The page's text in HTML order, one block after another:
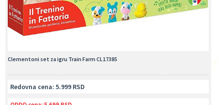
Clementoni set za igru Train Farm CL17385
Redovna cena: 5.999 RSD